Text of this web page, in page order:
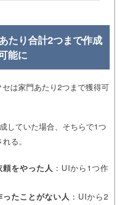
たり合計2つまで作成
能に
は家門あたり2つまで獲得可
していた場合、そちらで1つ
る。
をやった人 ：UIから1つ作
たことがない人 ：UIから2